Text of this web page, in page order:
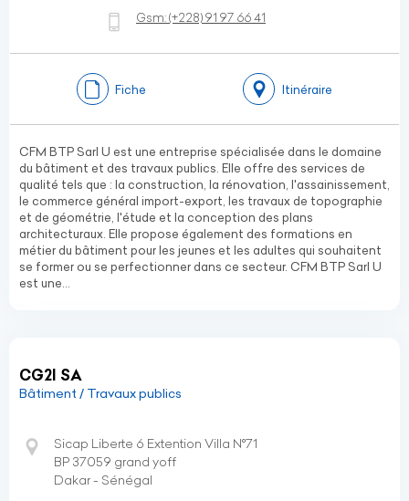
Gsm:(+228)91 97 66 41
Fiche Itinéraire
CFM BTP Sarl U est une entreprise spécialisée dans le domaine
du bâtiment et des travaux publics. Elle offre des services de
qualité tels que : la construction, la rénovation, l'assainissement,
le commerce général import-export, les travaux de topographie
et de géométrie, l'étude et la conception des plans
architecturaux. Elle propose également des formations en
métier du bâtiment pour les jeunes et les adultes qui souhaitent
se former ou se perfectionner dans ce secteur. CFM BTP Sarl U
est une...
CG2I SA
Bâtiment / Travaux publics
Sicap Liberte 6 Extention Villa N°71
BP 37059 grand yoff
Dakar - Sénégal